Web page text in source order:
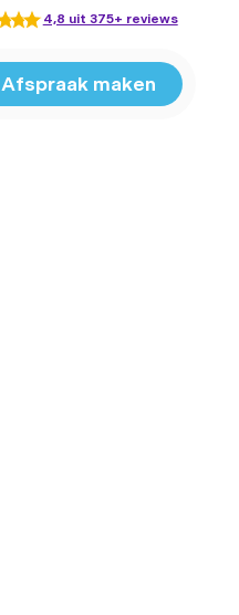
4,8 uit 375+ reviews
Afspraak maken